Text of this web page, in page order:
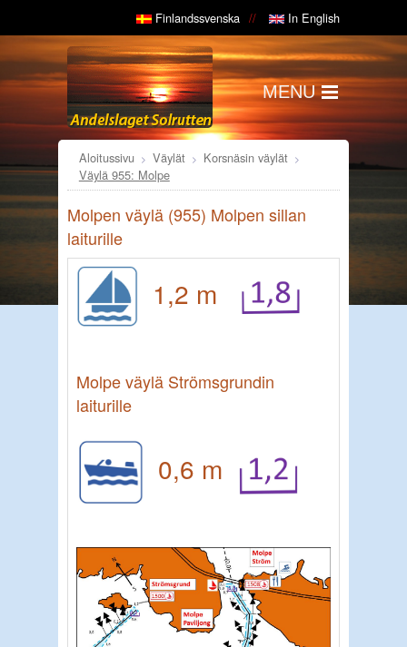
Finlandssvenska In English
MENU
Aloitussivu Väylät
Korsnäsin väylät
Väylä 955: Molpe
Molpen väylä (955) Molpen sillan
laiturille
1,2 m
Molpe väylä Strömsgrundin
laiturille
0,6 m